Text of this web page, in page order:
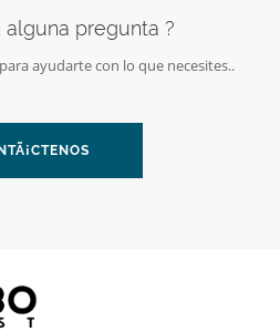
pregunta ?
ayudarte con lo que necesites..